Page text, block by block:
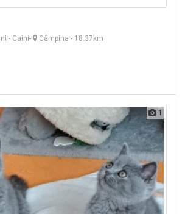
- Caini- Câmpina - 18.37km
1